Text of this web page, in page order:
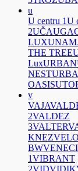
u
U centru 1U
2UČA
LUX
THE TREE
LuxURBAN
NEST
OASIS
v
VAJA
2VALDEZ
3VALTER
KNEZ
BW
1VIBRANT
2VIDVIDIK